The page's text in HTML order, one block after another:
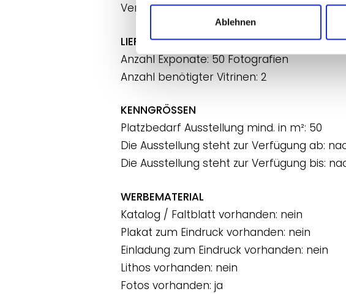
Ablehnen
Versicherungswert in Euro: 500 Euro
LIEFERUMFANG
Anzahl Exponate: 50 Fotografien
Anzahl benötigter Vitrinen: 2
KENNGRÖSSEN
Platzbedarf Ausstellung mind. in m²: 50
Die Ausstellung steht zur Verfügung ab:
Die Ausstellung steht zur Verfügung bis:
WERBEMATERIAL
Katalog / Faltblatt vorhanden: nein
Plakat zum Eindruck vorhanden: nein
Einladung zum Eindruck vorhanden: nein
Lithos vorhanden: nein
Fotos vorhanden: ja